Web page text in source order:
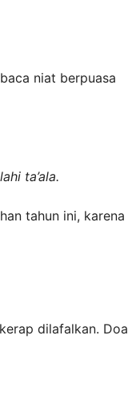
niat berpuasa
ta’ala.
tahun ini, karena
dilafalkan. Doa